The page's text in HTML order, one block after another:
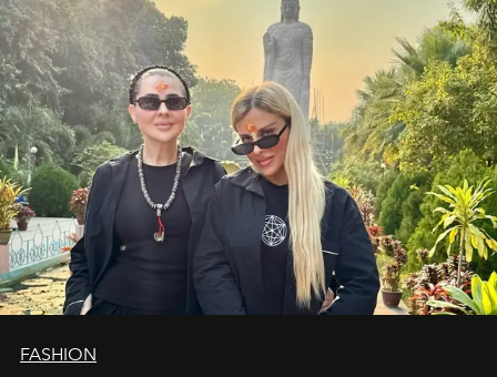
истины превратился в искусство превращения
человеческих кризисов в возможности для
возрождения.
FASHION